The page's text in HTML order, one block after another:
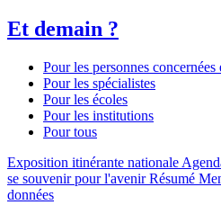
Et demain ?
Pour les personnes concernées
Pour les spécialistes
Pour les écoles
Pour les institutions
Pour tous
Exposition itinérante nationale
se souvenir pour l'avenirRésumé
données